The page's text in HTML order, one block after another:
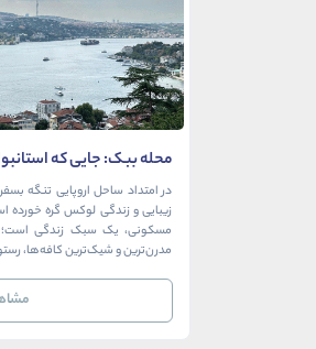
محله ببک: جایی که
می‌گیرد
در امتداد ساحل اروپایی تنگه
مسکونی، یک سبک زندگی است؛
مدرن‌ترین و شیک‌ترین کافه‌ها،